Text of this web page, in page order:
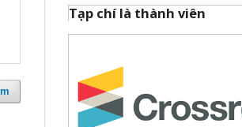
Tạp chí là thành viên